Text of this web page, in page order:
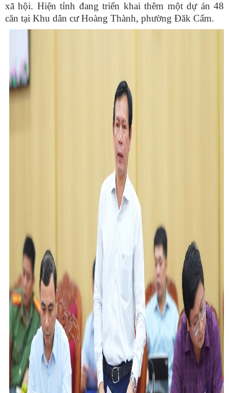
xã hội. Hiện tỉnh đang triển khai thêm một dự án 48
căn tại Khu dân cư Hoàng Thành, phường Đăk Cấm.